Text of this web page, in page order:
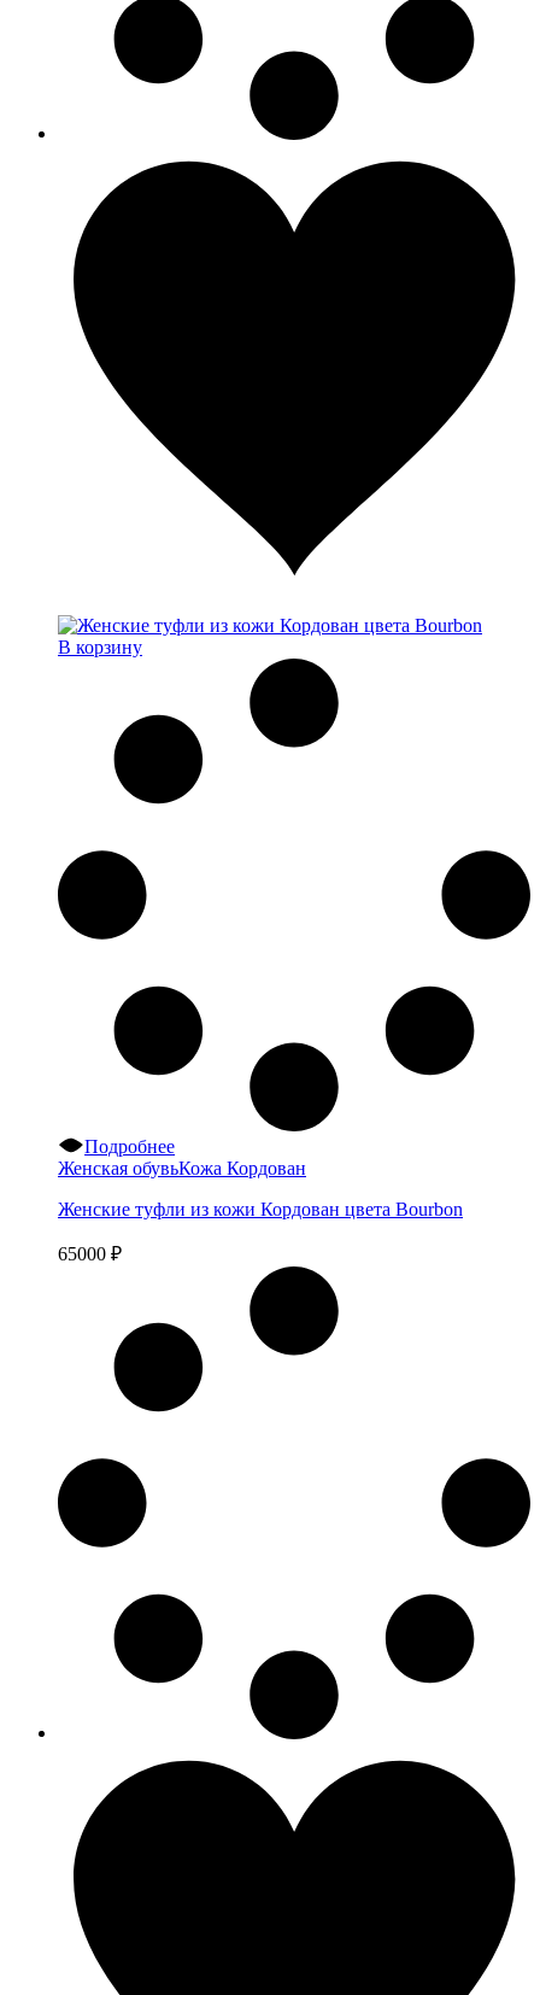
В корзину
Подробнее
Женская обувьКожа Кордован
Женские туфли из кожи Кордован цвета Bourbon
65000 ₽